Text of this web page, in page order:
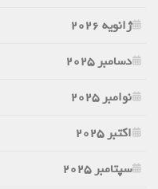
ژانویه 2026
دسامبر 2025
نوامبر 2025
اکتبر 2025
سپتامبر 2025